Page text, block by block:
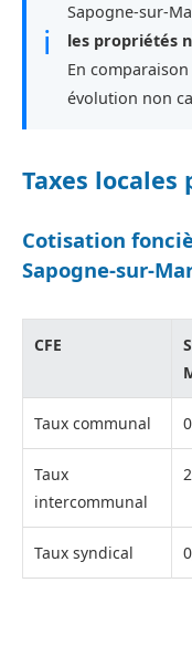
ℹ
Sapogne-sur-
les propriétés
En
évolution non
Taxes
Cotisation
Sapogne-sur-
CFE
Taux communal
Taux
intercommunal
Taux syndical